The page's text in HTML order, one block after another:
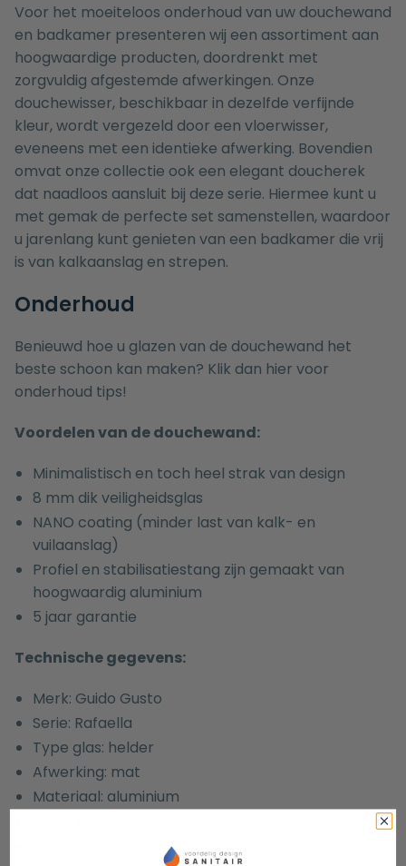
Voor het moeiteloos onderhoud van uw douchewand
en badkamer presenteren wij een assortiment aan
hoogwaardige producten, doordrenkt met
zorgvuldig afgestemde afwerkingen. Onze
douchewisser, beschikbaar in dezelfde verfijnde
kleur, wordt vergezeld door een vloerwisser,
eveneens met een identieke afwerking. Bovendien
omvat onze collectie ook een elegant doucherek
dat naadloos aansluit bij deze serie. Hiermee kunt u
met gemak de perfecte set samenstellen, waardoor
u jarenlang kunt genieten van een badkamer die vrij
is van kalkaanslag en strepen.
Onderhoud
Benieuwd hoe u glazen van de douchewand het
beste schoon kan maken? Klik dan hier voor
onderhoud tips!
Voordelen van de douchewand:
Minimalistisch en toch heel strak van design
8 mm dik veiligheidsglas
NANO coating (minder last van kalk- en
vuilaanslag)
Profiel en stabilisatiestang zijn gemaakt van
hoogwaardig aluminium
5 jaar garantie
Technische gegevens:
Merk: Guido Gusto
Serie: Rafaella
Type glas: helder
Afwerking: mat
Materiaal: aluminium
Glastype: veiligheidsglas